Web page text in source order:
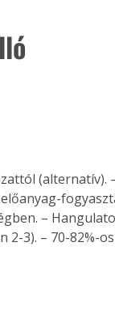
(alternatív).
–
2-3). – 70-82%-